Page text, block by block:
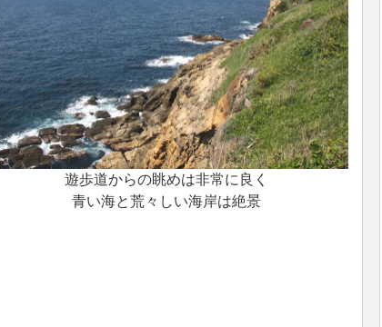
遊歩道からの眺めは非常に良く
青い海と荒々しい海岸は絶景